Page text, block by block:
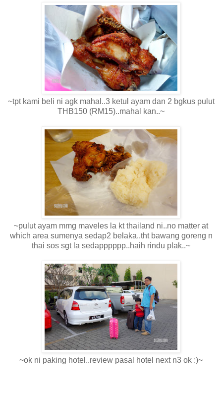
~tpt kami beli ni agk mahal..3 ketul ayam dan 2 bgkus pulut
THB150 (RM15)..mahal kan..~
~pulut ayam mmg maveles la kt thailand ni..no matter at
which area sumenya sedap2 belaka..tht bawang goreng n
thai sos sgt la sedapppppp..haih rindu plak..~
~ok ni paking hotel..review pasal hotel next n3 ok :)~